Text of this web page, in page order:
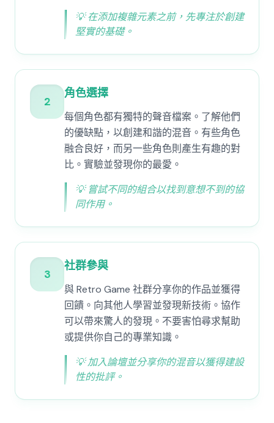
💡在添加複雜元素之前，先專注於創建
堅實的基礎。
2
角色選擇
每個角色都有獨特的聲音檔案。了解他們
的優缺點，以創建和諧的混音。有些角色
融合良好，而另一些角色則產生有趣的對
比。實驗並發現你的最愛。
💡 嘗試不同的組合以找到意想不到的協
同作用。
3
社群參與
與 Retro Game 社群分享你的作品並獲得
回饋。向其他人學習並發現新技術。協作
可以帶來驚人的發現。不要害怕尋求幫助
或提供你自己的專業知識。
💡加入論壇並分享你的混音以獲得建設
性的批評。